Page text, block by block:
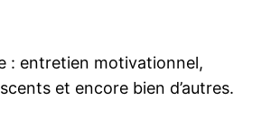
: entretien motivationnel,
et encore bien d’autres.